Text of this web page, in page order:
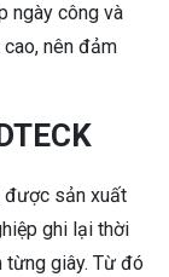
ngày công và
nên đảm
được sản xuất
ghi lại thời
từng giây. Từ đó